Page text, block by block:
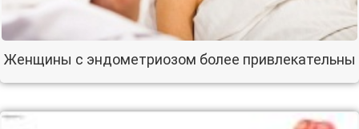
Женщины с эндометриозом более привлекательны